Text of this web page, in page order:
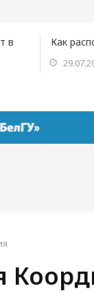
в
Как